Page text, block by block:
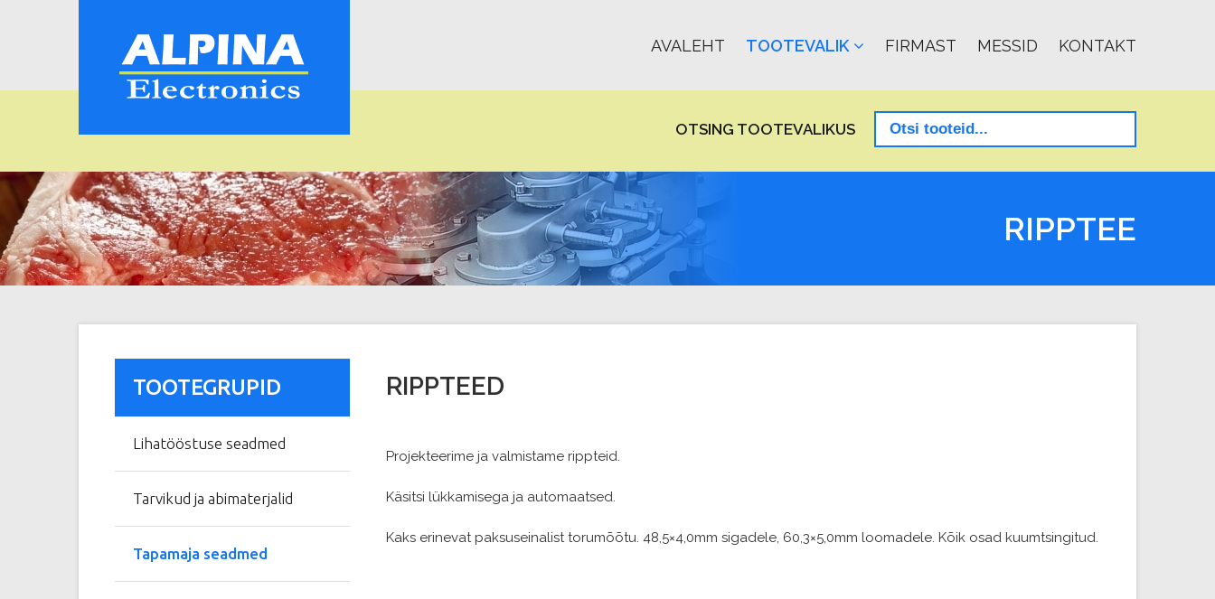
AVALEHT TOOTEVALIK FIRMAST MESSID KONTAKT
OTSING TOOTEVALIKUS
RIPPTEE
TOOTEGRUPID
Lihatööstuse seadmed
Tarvikud ja abimaterjalid
Tapamaja seadmed
RIPPTEED
Projekteerime ja valmistame rippteid.
Käsitsi lükkamisega ja automaatsed.
Kaks erinevat paksuseinalist torumõõtu. 48,5×4,0mm sigadele, 60,3×5,0mm loomadele. Kõik osad kuumtsingitud.